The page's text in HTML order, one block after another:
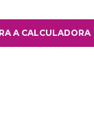
A CALCULADORA